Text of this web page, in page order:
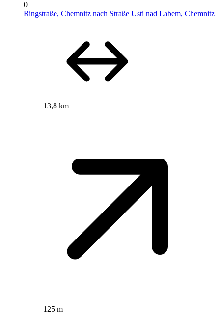
0
Ringstraße, Chemnitz nach Straße Usti nad Labem, Chemnitz
13,8 km
125 m